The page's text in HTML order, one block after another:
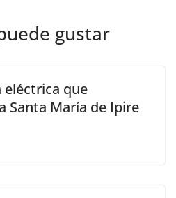
gustar
que
Santa María de Ipire